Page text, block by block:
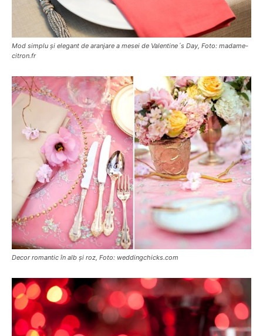
Mod simplu și elegant de aranjare a mesei de Valentine´s Day, Foto: madame-
citron.fr
Decor romantic în alb și roz, Foto: weddingchicks.com